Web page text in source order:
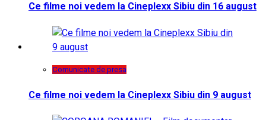
Ce filme noi vedem la Cineplexx Sibiu din 16 august
Comunicate de presa
Ce filme noi vedem la Cineplexx Sibiu din 9 august